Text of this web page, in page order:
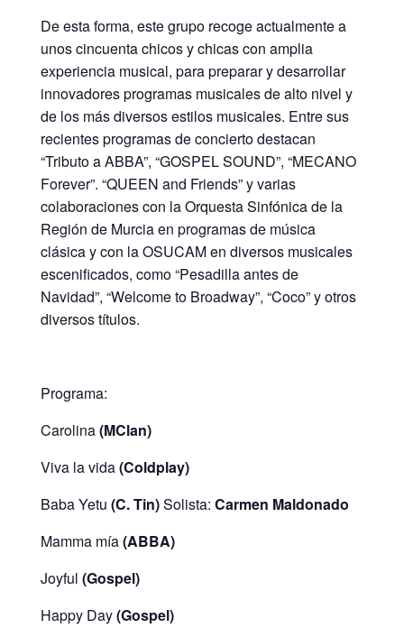
De esta forma, este grupo recoge actualmente a
unos cincuenta chicos y chicas con amplia
experiencia musical, para preparar y desarrollar
innovadores programas musicales de alto nivel y
de los más diversos estilos musicales. Entre sus
recientes programas de concierto destacan
“Tributo a ABBA”, “GOSPEL SOUND”, “MECANO
Forever”. “QUEEN and Friends” y varias
colaboraciones con la Orquesta Sinfónica de la
Región de Murcia en programas de música
clásica y con la OSUCAM en diversos musicales
escenificados, como “Pesadilla antes de
Navidad”, “Welcome to Broadway”, “Coco” y otros
diversos títulos.
Programa:
Carolina(MClan)
Viva la vida(Coldplay)
Baba Yetu (C. Tin)Solista: Carmen Maldonado
Mamma mía(ABBA)
Joyful (Gospel)
Happy Day(Gospel)